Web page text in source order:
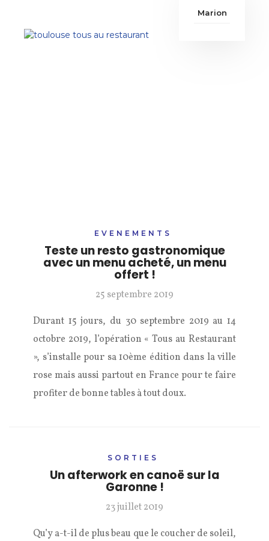
Marion
EVENEMENTS
Teste un resto gastronomique
avec un menu acheté, un menu
offert !
25 septembre 2019
Durant 15 jours, du 30 septembre 2019 au 14
octobre 2019, l’opération « Tous au Restaurant
», s’installe pour sa 10ème édition dans la ville
rose mais aussi partout en France pour te faire
profiter de bonne tables à tout doux.
SORTIES
Un afterwork en canoë sur la
Garonne !
23 juillet 2019
Qu’y a-t-il de plus beau que le coucher de soleil,